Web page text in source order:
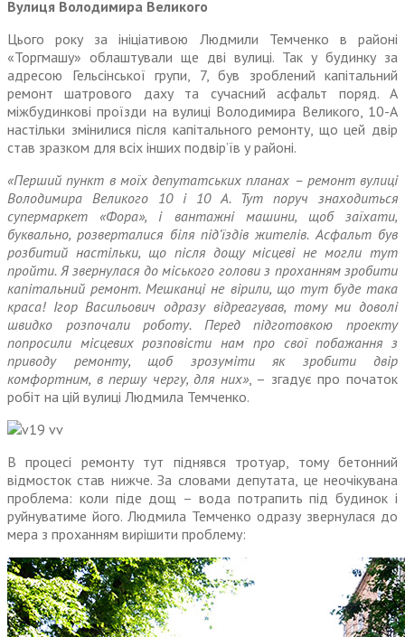
Вулиця Володимира Великого
Цього року за ініціативою Людмили Темченко в районі
«Торгмашу» облаштували ще дві вулиці. Так у будинку за
адресою Гельсінської групи, 7, був зроблений капітальний
ремонт шатрового даху та сучасний асфальт поряд. А
міжбудинкові проїзди на вулиці Володимира Великого, 10-А
настільки змінилися після капітального ремонту, що цей двір
став зразком для всіх інших подвір’їв у районі.
«Перший пункт в моїх депутатських планах – ремонт вулиці
Володимира Великого 10 і 10 А. Тут поруч знаходиться
супермаркет «Фора», і вантажні машини, щоб заїхати,
буквально, розверталися біля під’їздів жителів. Асфальт був
розбитий настільки, що після дощу місцеві не могли тут
пройти. Я звернулася до міського голови з проханням зробити
капітальний ремонт. Мешканці не вірили, що тут буде така
краса! Ігор Васильович одразу відреагував, тому ми доволі
швидко розпочали роботу. Перед підготовкою проекту
попросили місцевих розповісти нам про свої побажання з
приводу ремонту, щоб зрозуміти як зробити двір
комфортним, в першу чергу, для них», – згадує про початок
робіт на цій вулиці Людмила Темченко.
В процесі ремонту тут піднявся тротуар, тому бетонний
відмосток став нижче. За словами депутата, це неочікувана
проблема: коли піде дощ – вода потрапить під будинок і
руйнуватиме його. Людмила Темченко одразу звернулася до
мера з проханням вирішити проблему: